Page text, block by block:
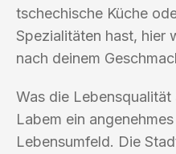
tschechische Küche
Spezialitäten hast, hier
nach deinem
Was die
Labem ein
Lebensumfeld. Die